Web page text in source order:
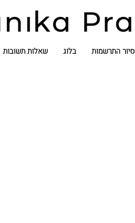
סיור התרשמות בלוג שאלות תשובות